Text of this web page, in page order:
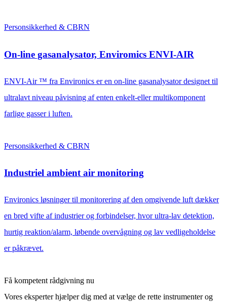
Personsikkerhed & CBRN
On-line gasanalysator, Enviromics ENVI-AIR
ENVI-Air ™ fra Environics er en on-line gasanalysator designet til
ultralavt niveau påvisning af enten enkelt-eller multikomponent
farlige gasser i luften.
Personsikkerhed & CBRN
Industriel ambient air monitoring
Environics løsninger til monitorering af den omgivende luft dækker
en bred vifte af industrier og forbindelser, hvor ultra-lav detektion,
hurtig reaktion/alarm, løbende overvågning og lav vedligeholdelse
er påkrævet.
Få kompetent rådgivning nu
Vores eksperter hjælper dig med at vælge de rette instrumenter og